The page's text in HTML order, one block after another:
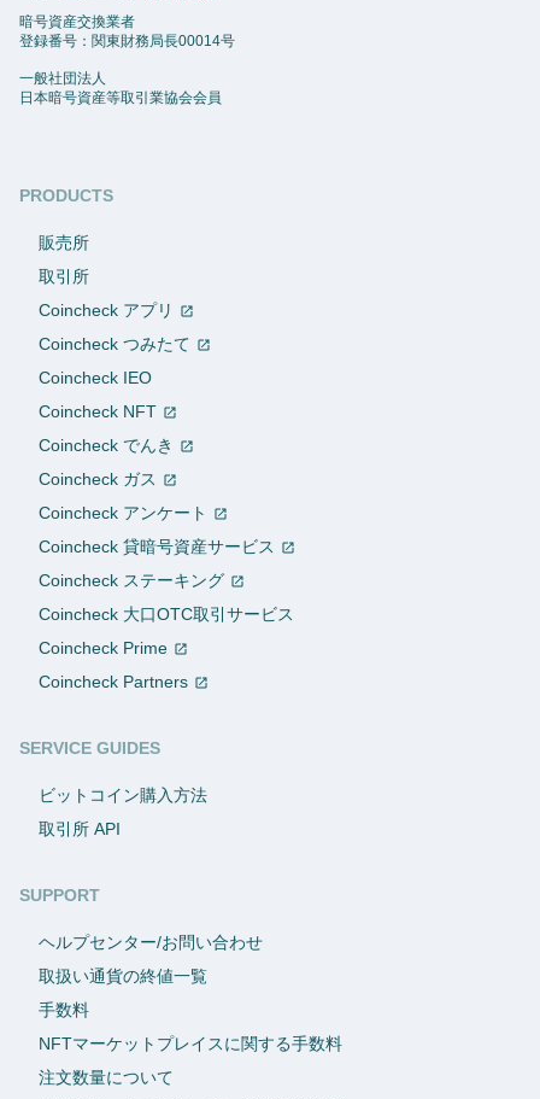
暗号資産交換業者
登録番号：関東財務局長00014号
一般社団法人
日本暗号資産等取引業協会会員
PRODUCTS
販売所
取引所
Coincheck アプリ
Coincheck つみたて
Coincheck IEO
Coincheck NFT
Coincheck でんき
Coincheck ガス
Coincheck アンケート
Coincheck 貸暗号資産サービス
Coincheck ステーキング
Coincheck 大口OTC取引サービス
Coincheck Prime
Coincheck Partners
SERVICE GUIDES
ビットコイン購入方法
取引所 API
SUPPORT
ヘルプセンター/お問い合わせ
取扱い通貨の終値一覧
手数料
NFTマーケットプレイスに関する手数料
注文数量について